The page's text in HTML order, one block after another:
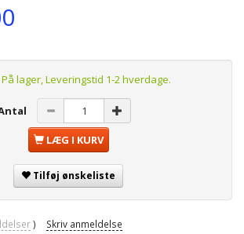
På lager, Leveringstid 1-2 hverdage.
LÆG I KURV
Tilføj ønskeliste
Skriv anmeldelse